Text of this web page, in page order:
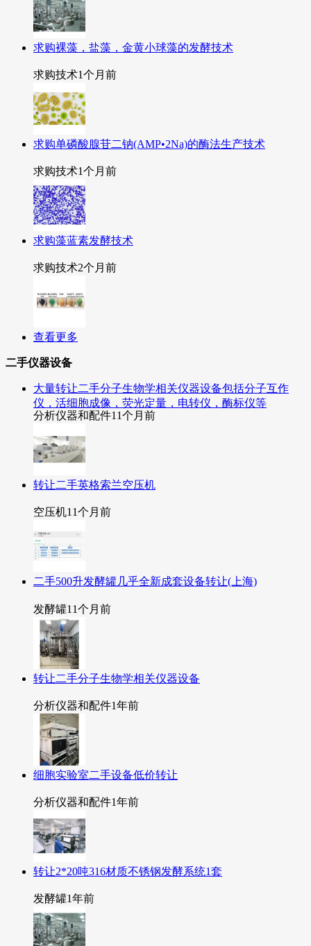
求购裸藻，盐藻，金黄小球藻的发酵技术
求购技术1个月前
求购单磷酸腺苷二钠(AMP•2Na)的酶法生产技术
求购技术1个月前
求购藻蓝素发酵技术
求购技术2个月前
查看更多
二手仪器设备
大量转让二手分子生物学相关仪器设备包括分子互作
仪，活细胞成像，荧光定量，电转仪，酶标仪等
分析仪器和配件11个月前
转让二手英格索兰空压机
空压机11个月前
二手500升发酵罐几乎全新成套设备转让(上海)
发酵罐11个月前
转让二手分子生物学相关仪器设备
分析仪器和配件1年前
细胞实验室二手设备低价转让
分析仪器和配件1年前
转让2*20吨316材质不锈钢发酵系统1套
发酵罐1年前